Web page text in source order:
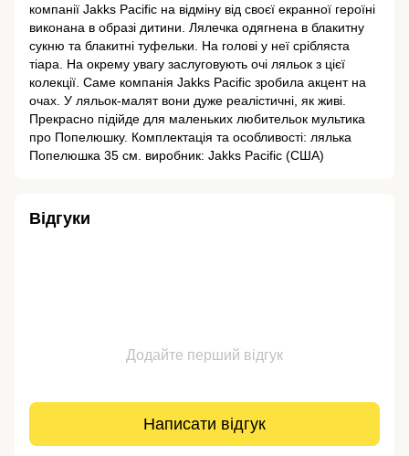
компанії Jakks Pacific на відміну від своєї екранної героїні
виконана в образі дитини. Лялечка одягнена в блакитну
сукню та блакитні туфельки. На голові у неї срібляста
тіара. На окрему увагу заслуговують очі ляльок з цієї
колекції. Саме компанія Jakks Pacific зробила акцент на
очах. У ляльок-малят вони дуже реалістичні, як живі.
Прекрасно підійде для маленьких любительок мультика
про Попелюшку. Комплектація та особливості: лялька
Попелюшка 35 см. виробник: Jakks Pacific (США)
Відгуки
Додайте перший відгук
Написати відгук